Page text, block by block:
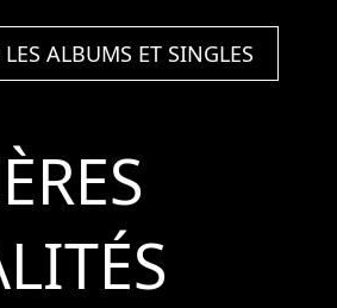
ALBUMS ET SINGLES